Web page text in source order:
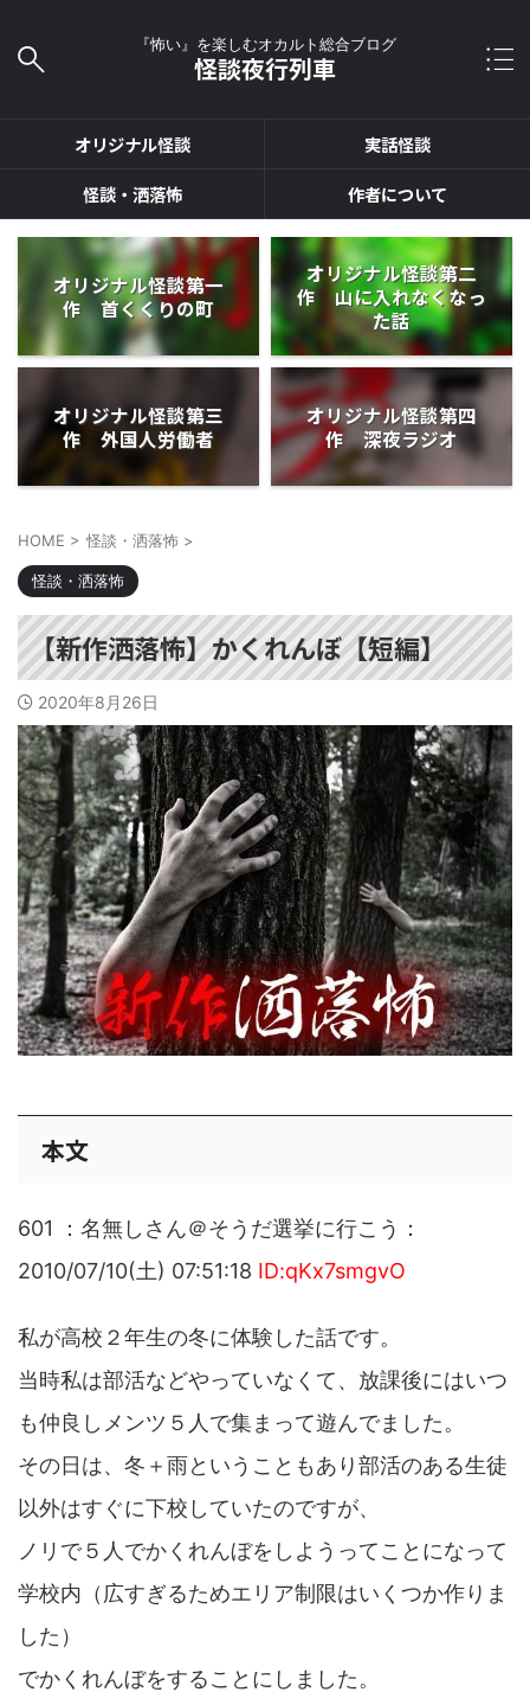
『怖い』を楽しむオカルト総合ブログ
怪談夜行列車
オリジナル怪談
実話怪談
怪談・洒落怖
作者について
オリジナル怪談第一
作 首くくりの町
オリジナル怪談第二
作 山に入れなくなっ
た話
オリジナル怪談第三
作 外国人労働者
オリジナル怪談第四
作 深夜ラジオ
HOME > 怪談・洒落怖 >
怪談・洒落怖
【新作洒落怖】かくれんぼ【短編】
2020年8月26日
本文
601 ：名無しさん＠そうだ選挙に行こう：
2010/07/10(土) 07:51:18 ID:qKx7smgvO
私が高校２年生の冬に体験した話です。
当時私は部活などやっていなくて、放課後にはいつ
も仲良しメンツ５人で集まって遊んでました。
その日は、冬＋雨ということもあり部活のある生徒
以外はすぐに下校していたのですが、
ノリで５人でかくれんぼをしようってことになって
学校内（広すぎるためエリア制限はいくつか作りま
した）
でかくれんぼをすることにしました。